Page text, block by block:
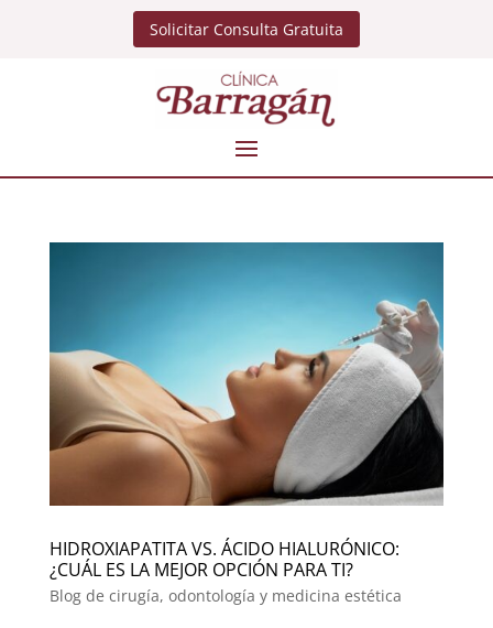
Solicitar Consulta Gratuita
HIDROXIAPATITA VS. ÁCIDO HIALURÓNICO:
¿CUÁL ES LA MEJOR OPCIÓN PARA TI?
Blog de cirugía, odontología y medicina estética